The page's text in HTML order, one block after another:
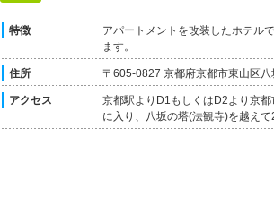
特徴
アパートメントを改装したホテル
ます。
住所 〒605-0827 京都府京都市東山区
アクセス
京都駅よりD1もしくはD2より京
に入り、八坂の塔(法観寺)を越え